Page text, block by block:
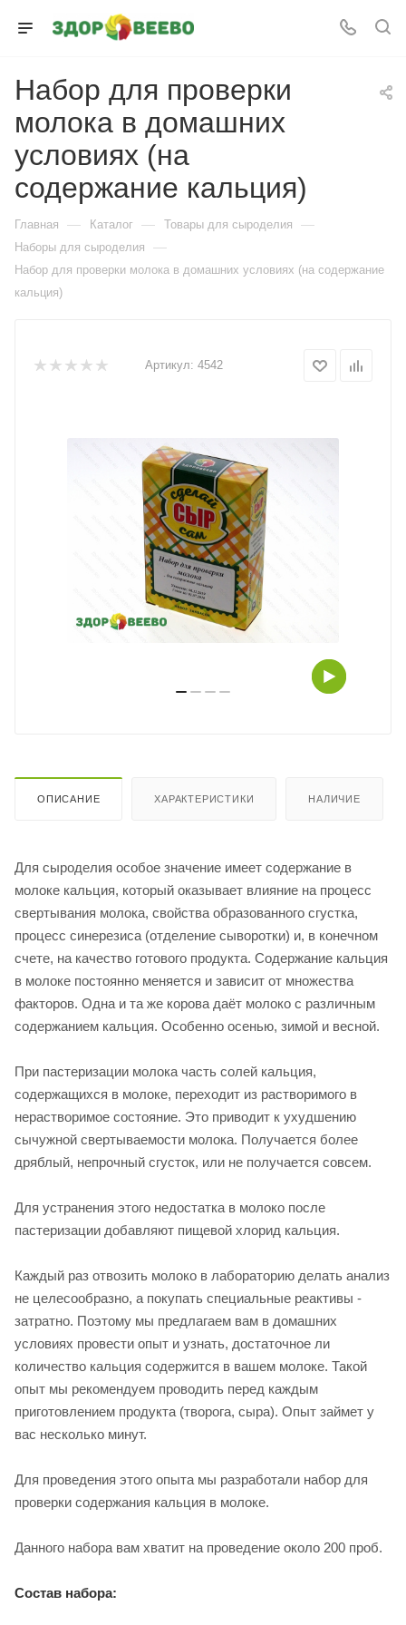
Набор для проверки
молока в домашних
условиях (на
содержание кальция)
Главная — Каталог — Товары для сыроделия —
Наборы для сыроделия —
Набор для проверки молока в домашних условиях (на содержание
кальция)
Артикул: 4542
ОПИСАНИЕ ХАРАКТЕРИСТИКИ НАЛИЧИЕ
Для сыроделия особое значение имеет содержание в
молоке кальция, который оказывает влияние на процесс
свертывания молока, свойства образованного сгустка,
процесс синерезиса (отделение сыворотки) и, в конечном
счете, на качество готового продукта. Содержание кальция
в молоке постоянно меняется и зависит от множества
факторов. Одна и та же корова даёт молоко с различным
содержанием кальция. Особенно осенью, зимой и весной.
При пастеризации молока часть солей кальция,
содержащихся в молоке, переходит из растворимого в
нерастворимое состояние. Это приводит к ухудшению
сычужной свертываемости молока. Получается более
дряблый, непрочный сгусток, или не получается совсем.
Для устранения этого недостатка в молоко после
пастеризации добавляют пищевой хлорид кальция.
Каждый раз отвозить молоко в лабораторию делать анализ
не целесообразно, а покупать специальные реактивы -
затратно. Поэтому мы предлагаем вам в домашних
условиях провести опыт и узнать, достаточное ли
количество кальция содержится в вашем молоке. Такой
опыт мы рекомендуем проводить перед каждым
приготовлением продукта (творога, сыра). Опыт займет у
вас несколько минут.
Для проведения этого опыта мы разработали набор для
проверки содержания кальция в молоке.
Данного набора вам хватит на проведение около 200 проб.
Состав набора: